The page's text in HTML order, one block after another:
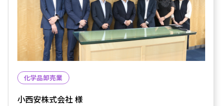
化学品卸売業
小西安株式会社 様